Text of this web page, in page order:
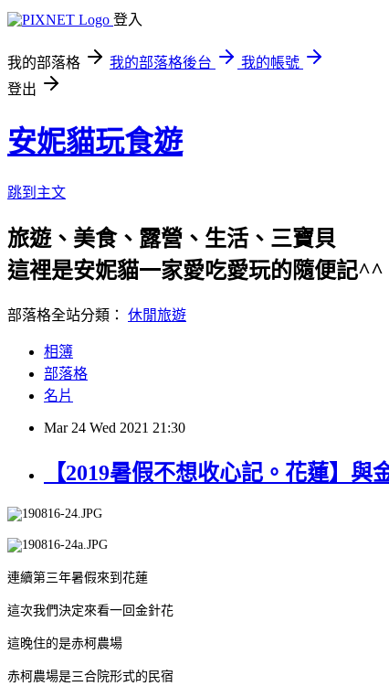
登入
我的部落格 我的部落格後台
我的帳號
登出
安妮貓玩食遊
跳到主文
旅遊、美食、露營、生活、三寶貝
這裡是安妮貓一家愛吃愛玩的隨便記^^
部落格全站分類： 休閒旅遊
相簿
部落格
名片
Mar 24 Wed 2021 21:30
【2019暑假不想收心記。花蓮】
連續第三年暑假來到花蓮
這次我們決定來看一回金針花
這晚住的是赤柯農場
赤柯農場是三合院形式的民宿